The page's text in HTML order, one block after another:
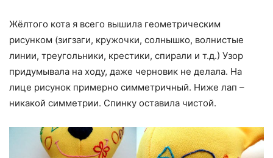
Жёлтого кота я всего вышила геометрическим
рисунком (зигзаги, кружочки, солнышко, волнистые
линии, треугольники, крестики, спирали и т.д.) Узор
придумывала на ходу, даже черновик не делала. На
лице рисунок примерно симметричный. Ниже лап –
никакой симметрии. Спинку оставила чистой.